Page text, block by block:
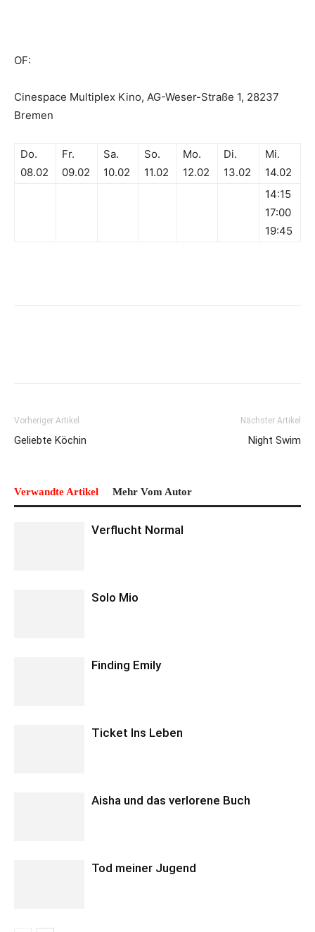
OF:
Cinespace Multiplex Kino, AG-Weser-Straße 1, 28237
Bremen
Do.
08.02
Fr.
09.02
Sa.
10.02
So.
11.02
Mo.
12.02
Di.
13.02
Mi.
14.02
14:15
17:00
19:45
Vorheriger Artikel
Geliebte Köchin
Nächster Artikel
Night Swim
Verwandte Artikel Mehr Vom Autor
Verflucht Normal
Solo Mio
Finding Emily
Ticket Ins Leben
Aisha und das verlorene Buch
Tod meiner Jugend